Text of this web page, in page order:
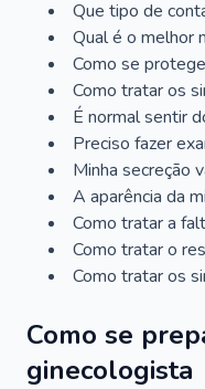
Que tipo de
Qual é o melhor
Como se
Como tratar os
É normal sentir
Preciso fazer
Minha secreção
A aparência da
Como tratar a
Como tratar o
Como tratar os
Como se
ginecologista